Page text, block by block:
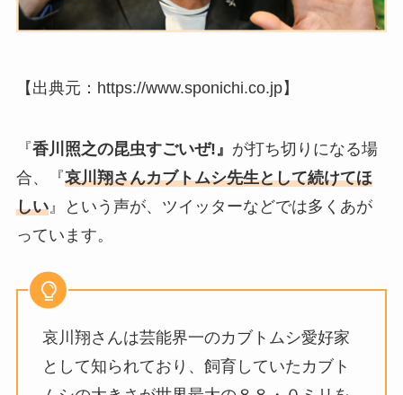
【出典元：https://www.sponichi.co.jp】
『香川照之の昆虫すごいぜ!』 が打ち切りになる場
合、『哀川翔さんカブトムシ先生として続けてほ
しい』という声が、ツイッターなどでは多くあが
っています。
哀川翔さんは芸能界一のカブトムシ愛好家
として知られており、 飼育していたカブト